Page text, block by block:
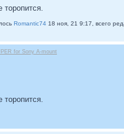
торопится.
Romantic74 18 ноя, 21 9:17, всего
for Sony A-mount
торопится.